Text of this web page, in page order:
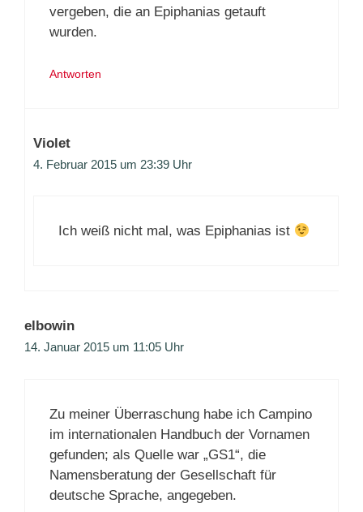
vergeben, die an Epiphanias getauft
wurden.
Antworten
Violet
4. Februar 2015 um 23:39 Uhr
Ich weiß nicht mal, was Epiphanias ist
elbowin
14. Januar 2015 um 11:05 Uhr
Zu meiner Überraschung habe ich Campino
im internationalen Handbuch der Vornamen
gefunden; als Quelle war „GS1“, die
Namensberatung der Gesellschaft für
deutsche Sprache, angegeben.